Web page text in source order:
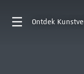
Ontdek